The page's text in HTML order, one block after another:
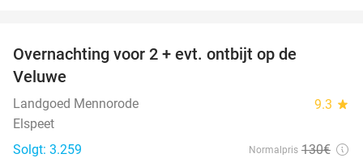
Overnachting voor 2 + evt. ontbijt op de
Veluwe
Landgoed Mennorode 9.3 star
Elspeet
Solgt: 3.259
Normalpris 130€